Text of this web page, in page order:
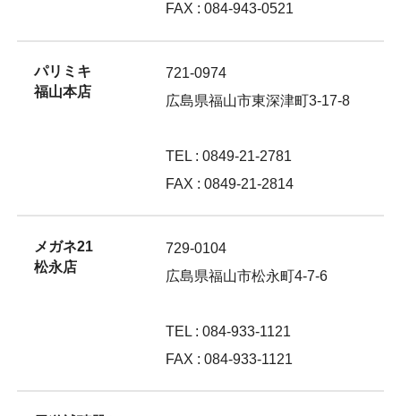
FAX : 084-943-0521
パリミキ
福山本店
721-0974
広島県福山市東深津町3-17-8
TEL : 0849-21-2781
FAX : 0849-21-2814
メガネ21
松永店
729-0104
広島県福山市松永町4-7-6
TEL : 084-933-1121
FAX : 084-933-1121